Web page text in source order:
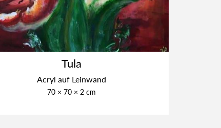
Tula
Acryl auf Lein­wand
70 × 70 × 2 cm